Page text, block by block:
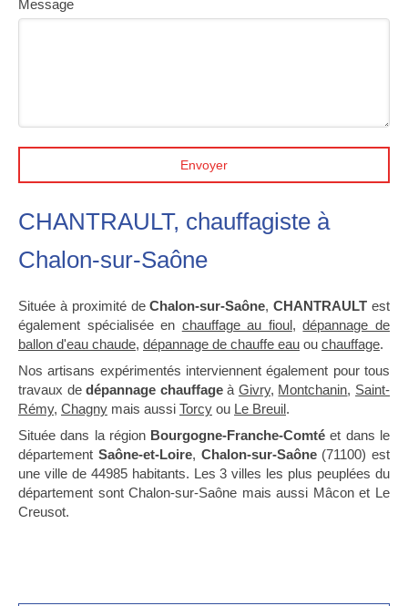
Message
Envoyer
CHANTRAULT, chauffagiste à
Chalon-sur-Saône
Située à proximité deChalon-sur-Saône,CHANTRAULT est
également spécialisée en chauffage au fioul,dépannage de
ballon d'eau chaude, dépannage de chauffe eau ou chauffage.
Nos artisans expérimentés interviennent également pour tous
travaux dedépannage chauffageà Givry, Montchanin, Saint-
Rémy, Chagny mais aussi Torcy ou Le Breuil.
Située dans la région Bourgogne-Franche-Comté et dans le
département Saône-et-Loire, Chalon-sur-Saône(71100) est
une ville de 44985 habitants. Les 3 villes les plus peuplées du
département sont Chalon-sur-Saône mais aussi Mâcon et Le
Creusot.